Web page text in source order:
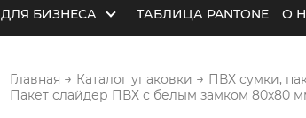
ДЛЯ БИЗНЕСА ТАБЛИЦА PANTONE О
Главная → Каталог упаковки → ПВХ сумки,
Пакет слайдер ПВХ с белым замком 80х80